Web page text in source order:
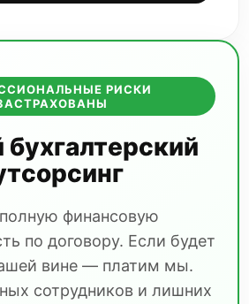
РИСКИ
финансовую
по договору. Если будет
вине — платим мы.
сотрудников и лишних